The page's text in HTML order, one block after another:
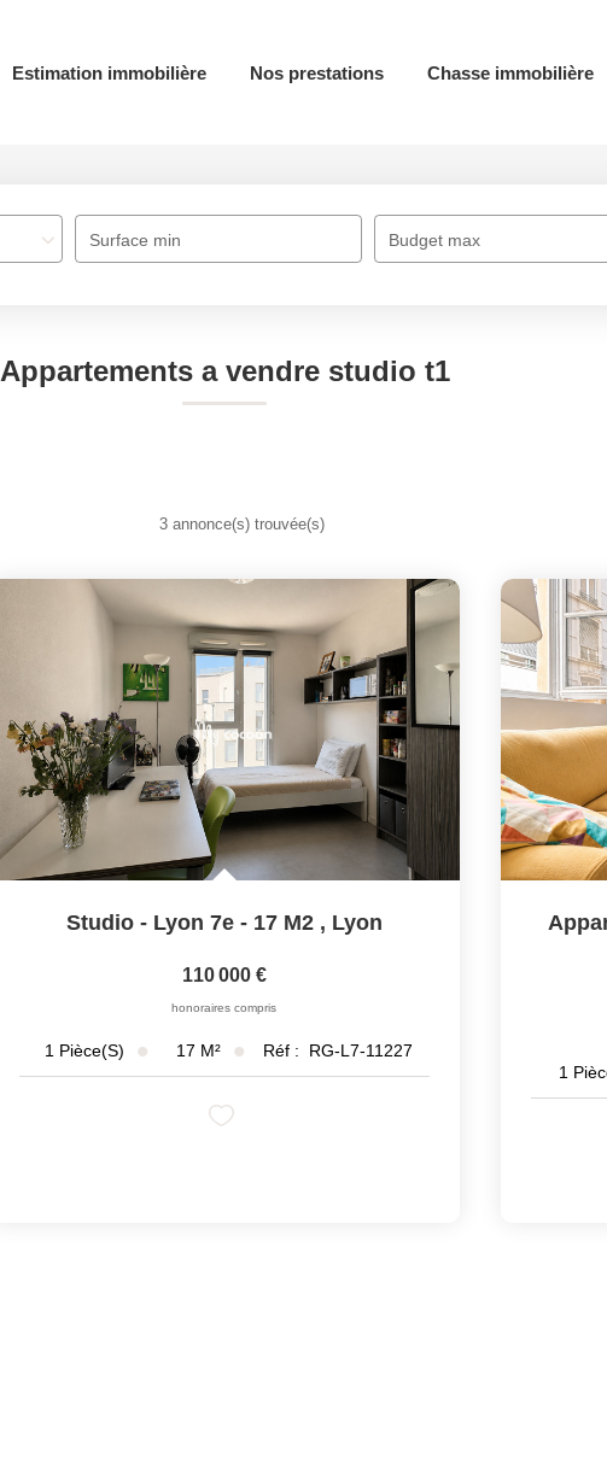
Estimation immobilière Nos prestations Chasse immobilière
Surface min Budget max
Appartements a vendre studio t1
3 annonce(s) trouvée(s)
Studio - Lyon 7e - 17 M2 , Lyon
110 000 €
honoraires compris
1 Pièce(s) 17 M² Réf : RG-L7-11227
1